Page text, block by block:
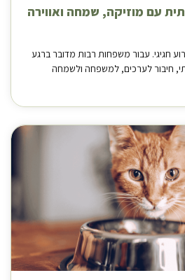
עם מוזיקה, שמחה ואווירה
חגיגי. עבור משפחות רבות מדובר ברגע
חיבור לערכים, למשפחה ולשמחה